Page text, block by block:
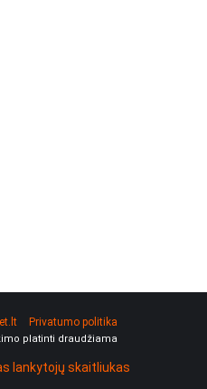
Privatumo politika
platinti draudžiama